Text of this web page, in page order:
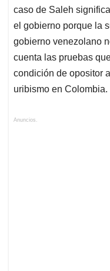
caso de Saleh
el gobierno porque la
gobierno venezolano
cuenta las pruebas
condición de opositor
uribismo en Colombia.
Anuncios.